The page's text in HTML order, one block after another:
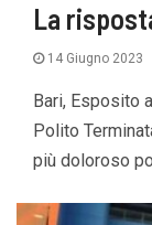
La
14 Giugno 2023
Bari, Esposito
Polito
più doloroso